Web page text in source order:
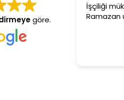
göre.
İşçiliği mükemmel gerçekten
Ramazan usta aranan adres